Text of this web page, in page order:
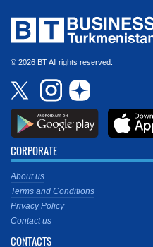
© 2026 BT All rights reserved.
CORPORATE
About us
Terms and Conditions
Privacy Policy
Contact us
CONTACTS